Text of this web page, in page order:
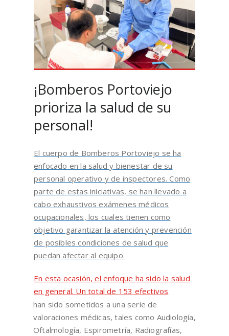
¡Bomberos Portoviejo
prioriza la salud de su
personal!
El cuerpo de Bomberos Portoviejo se ha
enfocado en la salud y bienestar de su
personal operativo y de inspectores. Como
parte de estas iniciativas, se han llevado a
cabo exhaustivos exámenes médicos
ocupacionales, los cuales tienen como
objetivo garantizar la atención y prevención
de posibles condiciones de salud que
puedan afectar al equipo.
En esta ocasión, el enfoque ha sido la salud
en general. Un total de 153 efectivos
han sido sometidos a una serie de
valoraciones médicas, tales como Audiología,
Oftalmología, Espirometría, Radiografías,